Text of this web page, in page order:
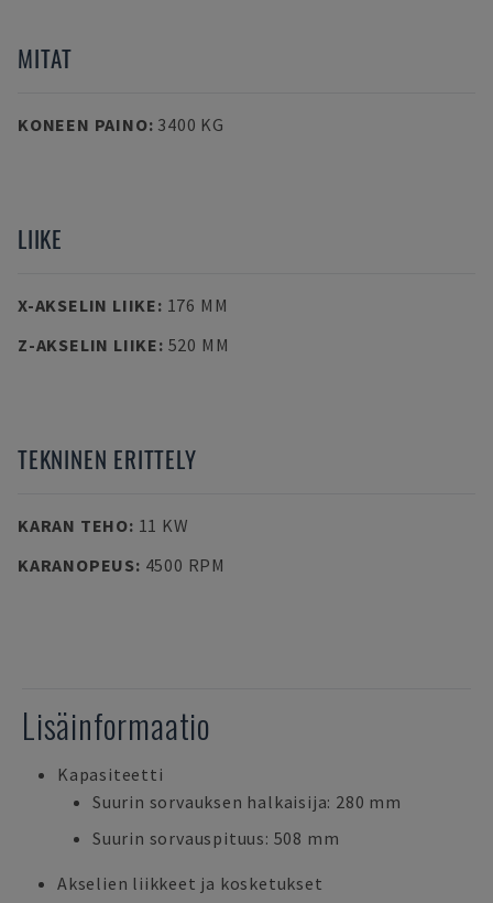
MITAT
KONEEN PAINO: 3400 KG
LIIKE
X-AKSELIN LIIKE: 176 MM
Z-AKSELIN LIIKE: 520 MM
TEKNINEN ERITTELY
KARAN TEHO: 11 KW
KARANOPEUS: 4500 RPM
Lisäinformaatio
Kapasiteetti
Suurin sorvauksen halkaisija: 280 mm
Suurin sorvauspituus: 508 mm
Akselien liikkeet ja kosketukset